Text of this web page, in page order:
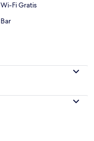
Wi-Fi Gratis
Bar